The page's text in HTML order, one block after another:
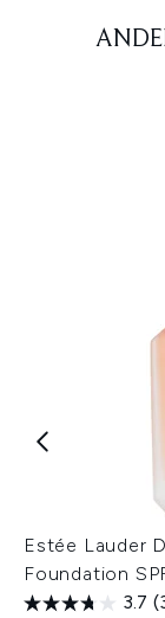
Estée Lauder
Foundation
3.7